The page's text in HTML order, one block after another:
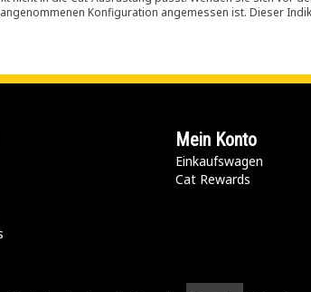
Konfiguration angemessen ist. Dieser
Mein Konto
Einkaufswagen
Cat Rewards